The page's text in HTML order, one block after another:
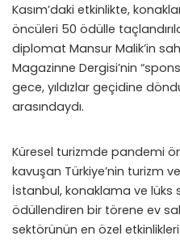
Kasım’daki etkinlikte,
öncüleri 50 ödülle
diplomat Mansur Malik’in
Magazinne Dergisi’nin
gece, yıldızlar geçidine
arasındaydı.
Küresel turizmde pandemi
kavuşan Türkiye’nin turizm
İstanbul, konaklama ve lüks
ödüllendiren bir törene ev
sektörünün en özel